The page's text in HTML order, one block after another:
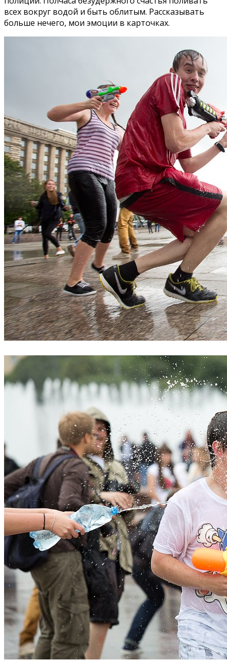
всех вокруг водой и быть облитым. Рассказывать
больше нечего, мои эмоции в карточках.